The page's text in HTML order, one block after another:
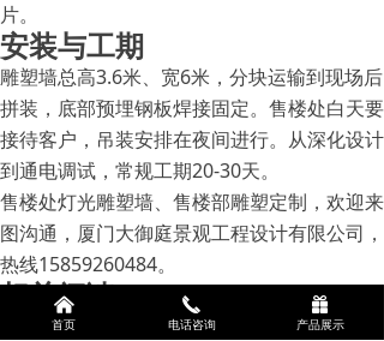
片。
安装与工期
雕塑墙总高3.6米、宽6米，分块运输到现场后
拼装，底部预埋钢板焊接固定。售楼处白天要
接待客户，吊装安排在夜间进行。从深化设计
到通电调试，常规工期20-30天。
售楼处灯光雕塑墙、售楼部雕塑定制，欢迎来
图沟通，厦门大御庭景观工程设计有限公司，
热线15859260484。
相关阅读
上海售楼处不锈钢灯光雕塑墙定制
낀
首页
끅
电话咨询
끣
产品展示